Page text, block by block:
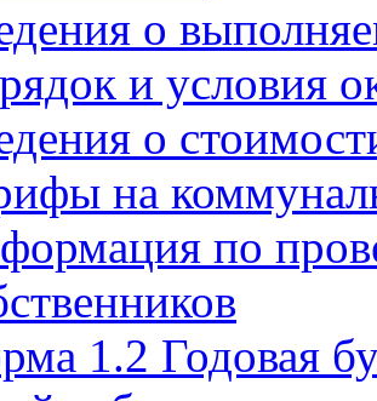
о
и условия
о
на
по
1.2 Годовая